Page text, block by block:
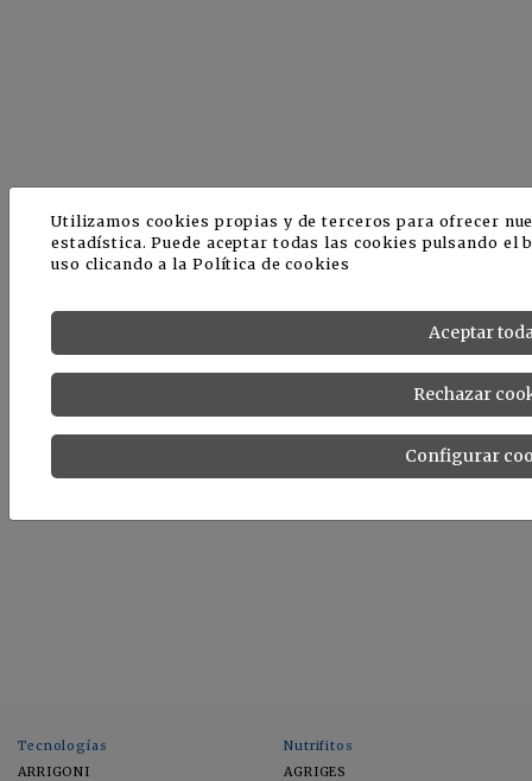
Tecnologías
ARRIGONI
Nutrifitos
AGRIGES
Utilizamos cookies propias y de terceros para ofrecer
estadística. Puede aceptar todas las cookies pulsando el
uso clicando a la Política de cookies
Aceptar
Rechazar
Configurar